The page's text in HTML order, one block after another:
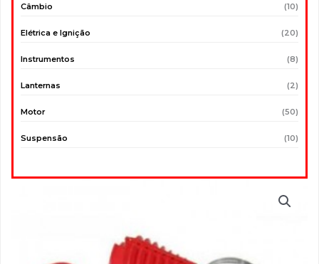
Câmbio (10)
Elétrica e Ignição (20)
Instrumentos (8)
Lanternas (2)
Motor (50)
Suspensão (10)